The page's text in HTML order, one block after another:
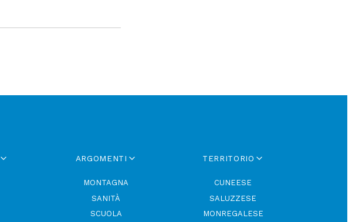
ARGOMENTI
MONTAGNA
SANITÀ
SCUOLA
TERRITORIO
CUNEESE
SALUZZESE
MONREGALESE